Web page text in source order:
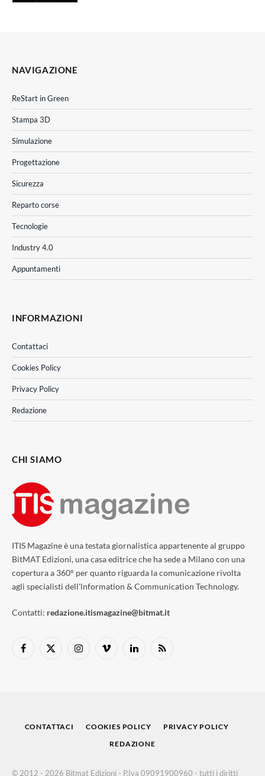
NAVIGAZIONE
ReStart in Green
Stampa 3D
Simulazione
Progettazione
Sicurezza
Reparto corse
Tecnologie
Industry 4.0
Appuntamenti
INFORMAZIONI
Contattaci
Cookies Policy
Privacy Policy
Redazione
CHI SIAMO
ITIS Magazine è una testata giornalistica appartenente al gruppo
BitMAT Edizioni, una casa editrice che ha sede a Milano con una
copertura a 360° per quanto riguarda la comunicazione rivolta
agli specialisti dell'lnformation & Communication Technology.
Contatti: redazione.itismagazine@bitmat.it
Facebook
X
InstagramVimeo LinkedInRSS
CONTATTACI COOKIES POLICY
PRIVACY POLICY
REDAZIONE
© 2012 - 2026 Bitmat Edizioni - P.Iva 09091900960 - tutti i diritti